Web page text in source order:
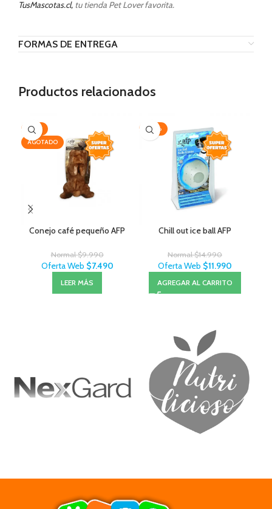
TusMascotas.cl, tu tienda Pet Lover favorita.
FORMAS DE ENTREGA
Productos relacionados
-25%
AGOTADO
Conejo café pequeño AFP
Normal$9.990
Oferta Web $7.490
LEER MÁS
-20%
Chill out ice ball AFP
Normal$14.990
Oferta Web $11.990
AGREGAR AL CARRITO